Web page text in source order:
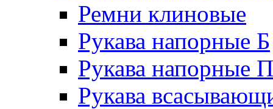
Ремни клиновые
Рукава напорные Б
Рукава напорные П
Рукава